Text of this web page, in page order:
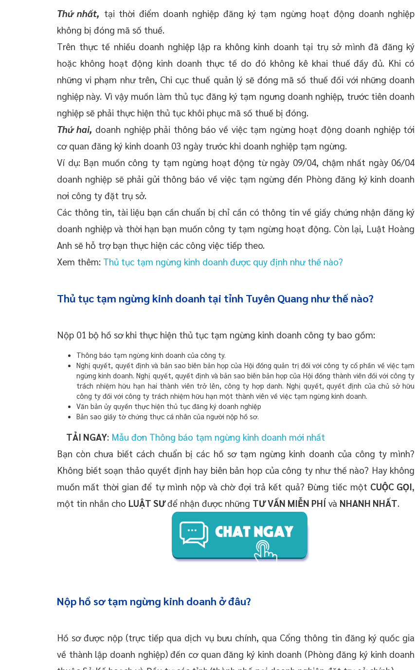
Thứ nhất, tại thời điểm doanh nghiệp đăng ký tạm ngừng hoạt động doanh nghiệp
không bị đóng mã số thuế.
Trên thực tế nhiều doanh nghiệp lập ra không kinh doanh tại trụ sở mình đã đăng ký
hoặc không hoạt động kinh doanh thực tế do đó không kê khai thuế đầy đủ. Khi có
những vi phạm như trên, Chi cục thuế quản lý sẽ đóng mã số thuế đối với những doanh
nghiệp này. Vì vậy muốn làm thủ tục đăng ký tạm ngưng doanh nghiệp, trước tiên doanh
nghiệp sẽ phải thực hiện thủ tục khôi phục mã số thuế bị đóng.
Thứ hai, doanh nghiệp phải thông báo về việc tạm ngừng hoạt động doanh nghiệp tới
cơ quan đăng ký kinh doanh 03 ngày trước khi doanh nghiệp tạm ngừng.
Ví dụ: Bạn muốn công ty tạm ngừng hoạt động từ ngày 09/04, chậm nhất ngày 06/04
doanh nghiệp sẽ phải gửi thông báo về việc tạm ngừng đến Phòng đăng ký kinh doanh
nơi công ty đặt trụ sở.
Các thông tin, tài liệu bạn cần chuẩn bị chỉ cần có thông tin về giấy chứng nhận đăng ký
doanh nghiệp và thời hạn bạn muốn công ty tạm ngừng hoạt động. Còn lại, Luật Hoàng
Anh sẽ hỗ trợ bạn thực hiện các công việc tiếp theo.
Xem thêm: Thủ tục tạm ngừng kinh doanh được quy định như thế nào?
Thủ tục tạm ngừng kinh doanh tại tỉnh Tuyên Quang như thế nào?
Nộp 01 bộ hồ sơ khi thực hiện thủ tục tạm ngừng kinh doanh công ty bao gồm:
Thông báo tạm ngừng kinh doanh của công ty.
Nghị quyết, quyết định và bản sao biên bản họp của Hội đồng quản trị đối với công ty cổ phần về việc tạm
ngừng kinh doanh. Nghị quyết, quyết định và bản sao biên bản họp của Hội đồng thành viên đối với công ty
trách nhiệm hữu hạn hai thành viên trở lên, công ty hợp danh. Nghị quyết, quyết định của chủ sở hữu
công ty đối với công ty trách nhiệm hữu hạn một thành viên về việc tạm ngừng kinh doanh.
Văn bản ủy quyền thực hiện thủ tục đăng ký doanh nghiệp
Bản sao giấy tờ chứng thực cá nhân của người nộp hồ sơ.
TẢI NGAY: Mẫu đơn Thông báo tạm ngừng kinh doanh mới nhất
Bạn còn chưa biết cách chuẩn bị các hồ sơ tạm ngừng kinh doanh của công ty mình?
Không biết soạn thảo quyết định hay biên bản họp của công ty như thế nào? Hay không
muốn mất thời gian để tự mình nộp và chờ đợi trả kết quả? Đừng tiếc một CUỘC GỌI,
một tin nhắn cho LUẬT SƯđể nhận được những TƯ VẤN MIỄN PHÍ và NHANH NHẤT.
Nộp hồ sơ tạm ngừng kinh doanh ở đâu?
Hồ sơ được nộp (trực tiếp qua dịch vụ bưu chính, qua Cổng thông tin đăng ký quốc gia
về thành lập doanh nghiệp) đến cơ quan đăng ký kinh doanh (Phòng đăng ký kinh doanh